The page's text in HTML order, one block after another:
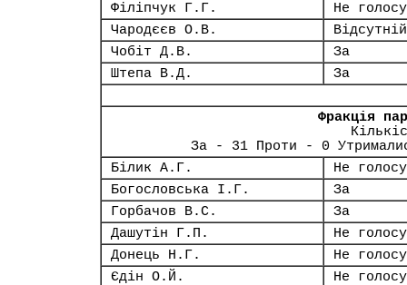
Філіпчук Г.Г.
Не
Чародєєв О.В.
Відсутній
Чобіт Д.В.
За
Штепа В.Д.
За
Фракція
За - 31 Проти - 0
Білик А.Г.
Не
Богословська І.Г.
За
Горбачов В.С.
За
Дашутін Г.П.
Не
Донець Н.Г.
Не
Єдін О.Й.
Не